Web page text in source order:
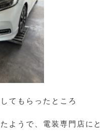
てもらったところ
ようで、電装専門店にと